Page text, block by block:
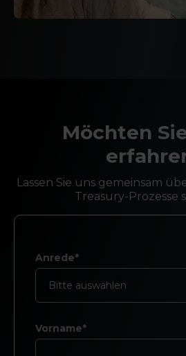
Möchten
Lassen Sie uns gemeinsam
Treasury-Prozesse
Anrede*
Vorname*